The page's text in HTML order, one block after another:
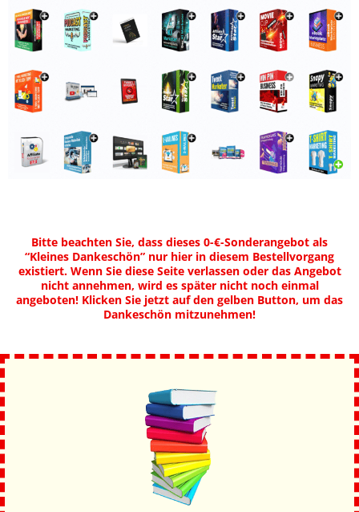
Bitte beachten Sie, dass dieses 0-€-Sonderangebot als
“Kleines Dankeschön” nur hier in diesem Bestellvorgang
existiert. Wenn Sie diese Seite verlassen oder das Angebot
nicht annehmen, wird es später nicht noch einmal
angeboten! Klicken Sie jetzt auf den gelben Button, um das
Dankeschön mitzunehmen!